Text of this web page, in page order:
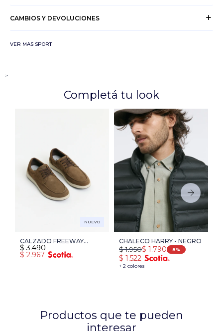
CAMBIOS Y DEVOLUCIONES
VER MAS SPORT
>
Completá tu look
NUEVO
CALZADO FREEWAY
COOPER 13 - KAKI
$ 3.490
$ 2.967
CHALECO HARRY - NEGRO
+ 2 colores
$ 1.790
$ 1.950 8
$ 1.522
Productos que te pueden
interesar